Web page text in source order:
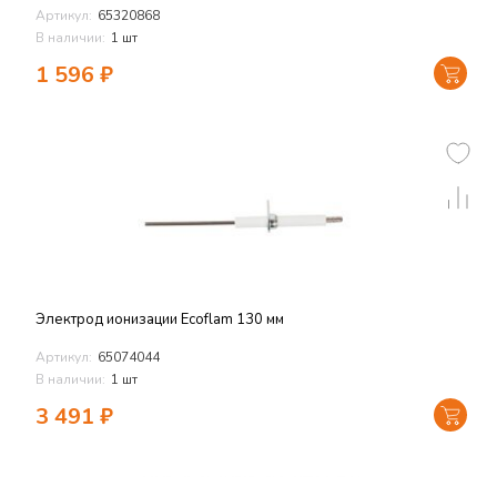
Артикул: 65320868
В наличии: 1 шт
1 596 ₽
Электрод ионизации Ecoflam 130 мм
Артикул: 65074044
В наличии: 1 шт
3 491 ₽